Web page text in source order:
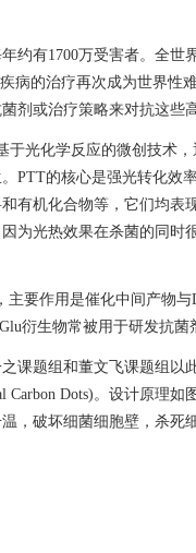
约有1700万受害者。全世
病的治疗再次成为世界性难
剂或治疗策略来对抗这些
于光化学反应的微创技术
PTT的核心是强光转化效
有机化合物等，它们均表
为光热效果在杀菌的同
主要作用是催化中间产物与
衍生物常被用于研发抗菌
课题组和董文飞课题组
Carbon Dots)。设计原理如图
，破坏细菌细胞壁，杀死细